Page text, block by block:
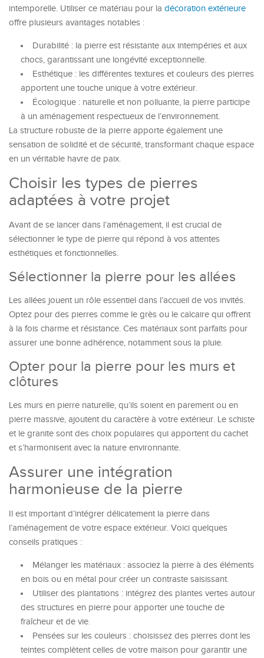
intemporelle. Utiliser ce matériau pour la décoration extérieure
offre plusieurs avantages notables :
Durabilité : la pierre est résistante aux intempéries et aux
chocs, garantissant une longévité exceptionnelle.
Esthétique : les différentes textures et couleurs des pierres
apportent une touche unique à votre extérieur.
Écologique : naturelle et non polluante, la pierre participe
à un aménagement respectueux de l’environnement.
La structure robuste de la pierre apporte également une
sensation de solidité et de sécurité, transformant chaque espace
en un véritable havre de paix.
Choisir les types de pierres
adaptées à votre projet
Avant de se lancer dans l’aménagement, il est crucial de
sélectionner le type de pierre qui répond à vos attentes
esthétiques et fonctionnelles.
Sélectionner la pierre pour les allées
Les allées jouent un rôle essentiel dans l’accueil de vos invités.
Optez pour des pierres comme le grès ou le calcaire qui offrent
à la fois charme et résistance. Ces matériaux sont parfaits pour
assurer une bonne adhérence, notamment sous la pluie.
Opter pour la pierre pour les murs et
clôtures
Les murs en pierre naturelle, qu’ils soient en parement ou en
pierre massive, ajoutent du caractère à votre extérieur. Le schiste
et le granite sont des choix populaires qui apportent du cachet
et s’harmonisent avec la nature environnante.
Assurer une intégration
harmonieuse de la pierre
Il est important d’intégrer délicatement la pierre dans
l’aménagement de votre espace extérieur. Voici quelques
conseils pratiques :
Mélanger les matériaux : associez la pierre à des éléments
en bois ou en métal pour créer un contraste saisissant.
Utiliser des plantations : intégrez des plantes vertes autour
des structures en pierre pour apporter une touche de
fraîcheur et de vie.
Pensées sur les couleurs : choisissez des pierres dont les
teintes complètent celles de votre maison pour garantir une